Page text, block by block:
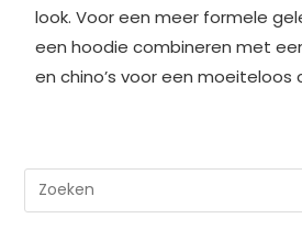
look. Voor een meer formele
een hoodie combineren met
en chino’s voor een moeiteloos